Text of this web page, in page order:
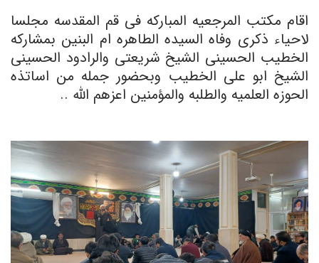
اقام مکتب المرجعیه المبارکه فی قم المقدسه مجلسا
لاحیاء ذکرى وفاه السیده الطاهره ام البنین بمشارکه
الخطیب الحسینی الشیخ شریعتی والرادود الحسینی
الشیخ ابو علی الخطیب وبحضور جمله من اساتذه
الحوزه العلمیه والطلبه والمؤمنین اعزهم الله ..